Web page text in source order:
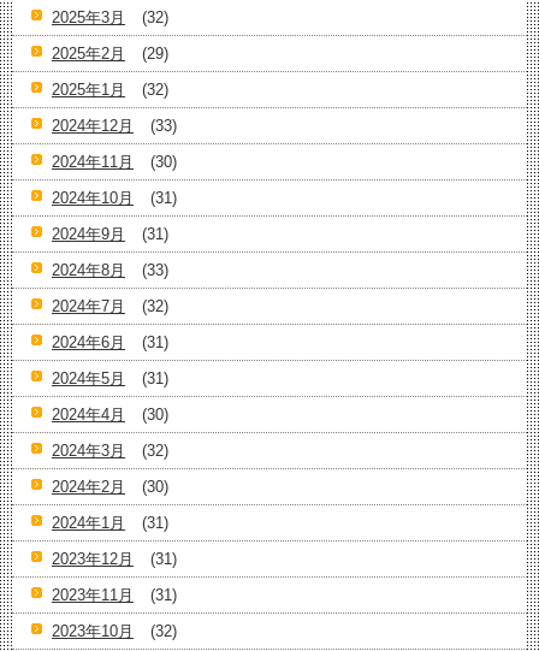
2025年3月
(32)
2025年2月
(29)
2025年1月
(32)
2024年12月
(33)
2024年11月
(30)
2024年10月
(31)
2024年9月
(31)
2024年8月
(33)
2024年7月
(32)
2024年6月
(31)
2024年5月
(31)
2024年4月
(30)
2024年3月
(32)
2024年2月
(30)
2024年1月
(31)
2023年12月
(31)
2023年11月
(31)
2023年10月
(32)